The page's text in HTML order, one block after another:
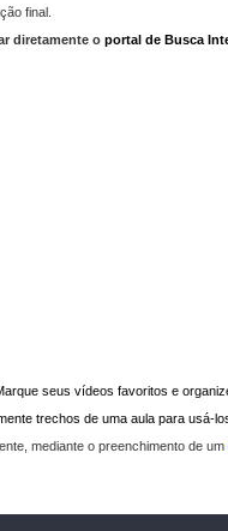
final.
diretamente o portal de Busca
seus vídeos favoritos e
trechos de uma aula para usá-
mediante o preenchimento de um